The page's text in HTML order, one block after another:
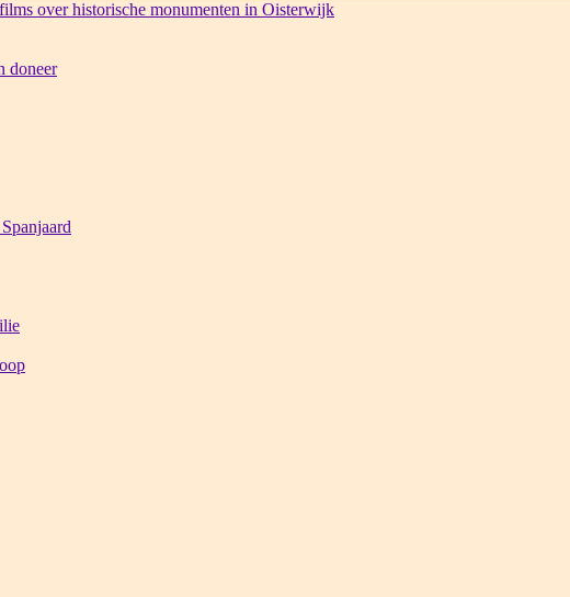
over historische monumenten in Oisterwijk
doneer